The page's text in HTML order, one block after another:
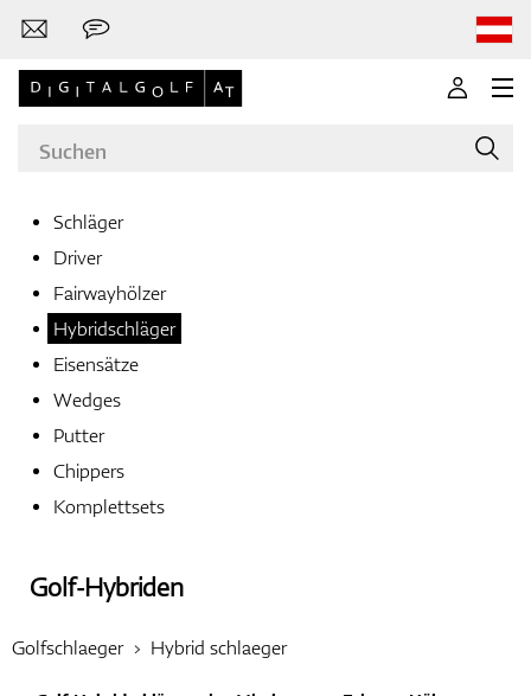
Schläger
Driver
Fairwayhölzer
Hybridschläger
Eisensätze
Wedges
Putter
Chippers
Komplettsets
Golf-Hybriden
Golfschlaeger Hybrid schlaeger